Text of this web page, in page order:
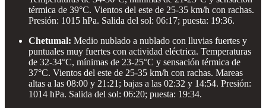
térmica de 39°C. Vientos del este de 25-35 km/h con rachas.
Presión: 1015 hPa. Salida del sol: 06:17; puesta: 19:36.
Chetumal: Medio nublado a nublado con lluvias fuertes y
puntuales muy fuertes con actividad eléctrica. Temperaturas
de 32-34°C, mínimas de 23-25°C y sensación térmica de
37°C. Vientos del este de 25-35 km/h con rachas. Mareas
altas a las 08:00 y 21:21; bajas a las 02:32 y 14:54. Presión:
1014 hPa. Salida del sol: 06:20; puesta: 19:34.